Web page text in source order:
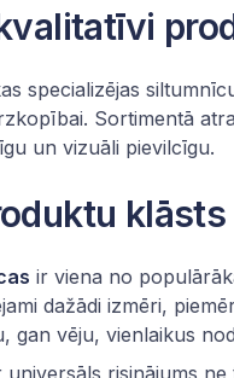
specializējas
Sortimentā
un vizuāli pievilcīgu.
klāsts
ir viena no
dažādi izmēri,
gan vēju, vienlaikus
universāls risinājums